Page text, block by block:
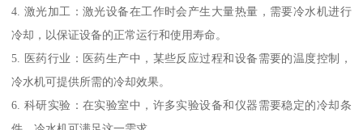
4. 激光加工：激光设备在工作时会产生大量热量，需要冷水机进行
冷却，以保证设备的正常运行和使用寿命。
5. 医药行业：医药生产中，某些反应过程和设备需要的温度控制，
冷水机可提供所需的冷却效果。
6. 科研实验：在实验室中，许多实验设备和仪器需要稳定的冷却条